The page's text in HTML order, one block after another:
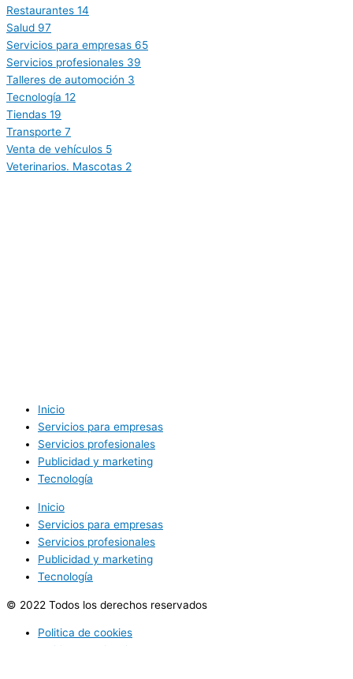
Restaurantes 14
Salud 97
Servicios para empresas 65
Servicios profesionales 39
Talleres de automoción 3
Tecnología 12
Tiendas 19
Transporte 7
Venta de vehículos 5
Veterinarios. Mascotas 2
Inicio
Servicios para empresas
Servicios profesionales
Publicidad y marketing
Tecnología
Inicio
Servicios para empresas
Servicios profesionales
Publicidad y marketing
Tecnología
© 2022 Todos los derechos reservados
Politica de cookies
Politica de privacidad